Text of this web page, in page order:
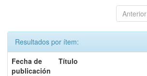
Anterior
Resultados por ítem:
Fecha de
publicación
Título